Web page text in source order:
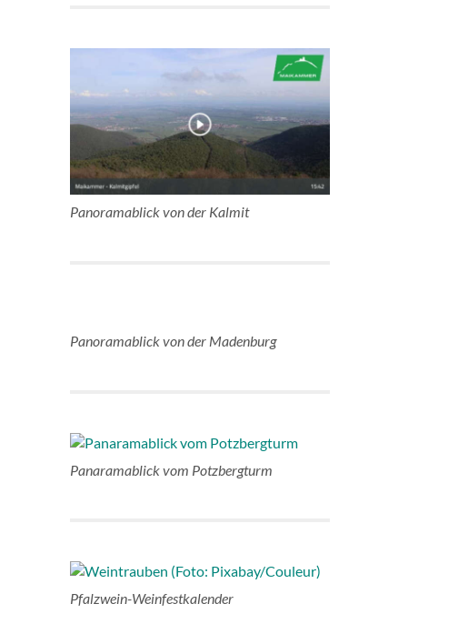
Panoramablick von der Kalmit
Panoramablick von der Madenburg
Panaramablick vom Potzbergturm
Pfalzwein-Weinfestkalender